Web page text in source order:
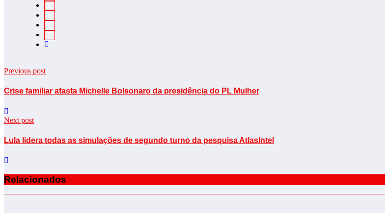
Previous post
Crise familiar afasta Michelle Bolsonaro da presidência do PL Mulher
Next post
Lula lidera todas as simulações de segundo turno da pesquisa AtlasIntel
Relacionados